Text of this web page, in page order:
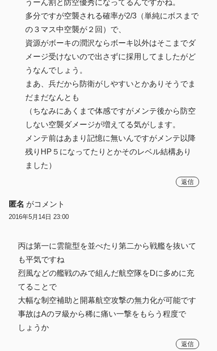
うーん割と防空優秀になってるんですかね。
多分ですが空襲される確率が2/3（単純にボスまで
の３マス中空襲が２回）で、
資源がボーキの潤沢ならボーキ以外はそこまでダ
メージ受けないので出さずに採用してましたがど
うなんでしょう。
まあ、兵だから防衛がしやすいとかありそうでま
だまだなんとも
（ちなみにあくまで体感ですがメンテ後から防空
しない空襲ダメージが増えてる気がします。
メンテ前はあまり記憶に無いんですがメンテ以降
残りHP５になってたりとかそのレベル結構あり
ました）
返信
匿名 がコメント
2016年5月14日 23:00
丙は第一に雲龍型を並べたり第二から戦艦を抜いて
も平気ですね
烈風などの艦戦のみで組んだ航空隊をDに多めに充
てることで
大幅な制空補助と開幕航空攻撃の無力化が可能です
事故はAのヲ級から稀に痛い一撃をもらう程度で
しょうか
返信